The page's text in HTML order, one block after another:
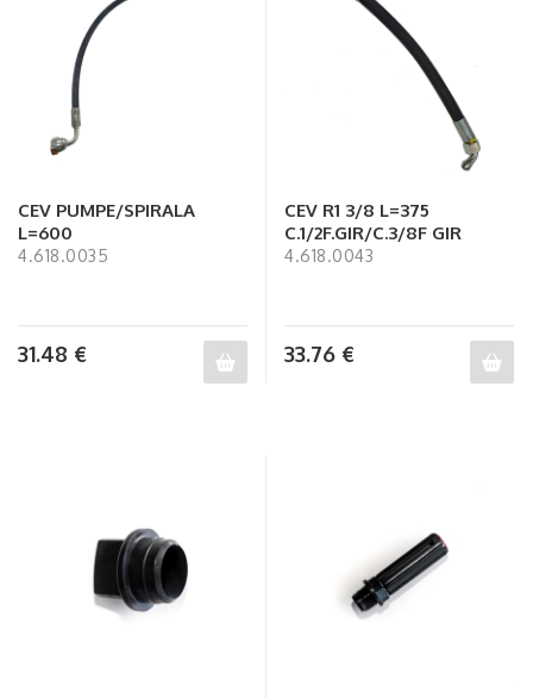
CEV PUMPE/SPIRALA
L=600
4.618.0035
31.48 €
CEV R1 3/8 L=375
C.1/2F.GIR/C.3/8F GIR
4.618.0043
33.76 €